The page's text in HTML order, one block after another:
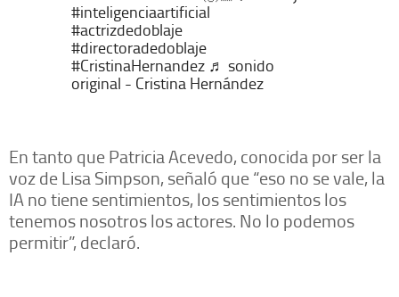
#inteligenciaartificial
#actrizdedoblaje
#directoradedoblaje
#CristinaHernandez ♬ sonido
original - Cristina Hernández
En tanto que Patricia Acevedo, conocida por ser la
voz de Lisa Simpson, señaló que “eso no se vale, la
IA no tiene sentimientos, los sentimientos los
tenemos nosotros los actores. No lo podemos
permitir”, declaró.